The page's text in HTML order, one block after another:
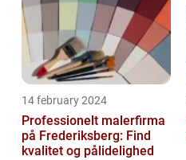
14 february 2024
Professionelt malerfirma
på Frederiksberg: Find
kvalitet og pålidelighed